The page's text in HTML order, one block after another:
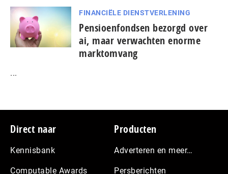
FINANCIËLE DIENSTVERLENING
Pensioenfondsen bezorgd over
ai, maar verwachten enorme
marktomvang
...
Footer
Direct naar
Kennisbank
Computable Awards
Producten
Adverteren en meer…
Persberichten